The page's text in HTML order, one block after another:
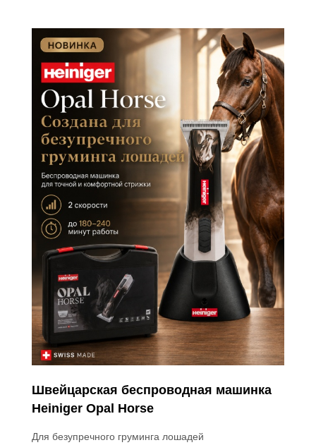
Швейцарская беспроводная машинка
Heiniger Opal Horse
Для безупречного груминга лошадей